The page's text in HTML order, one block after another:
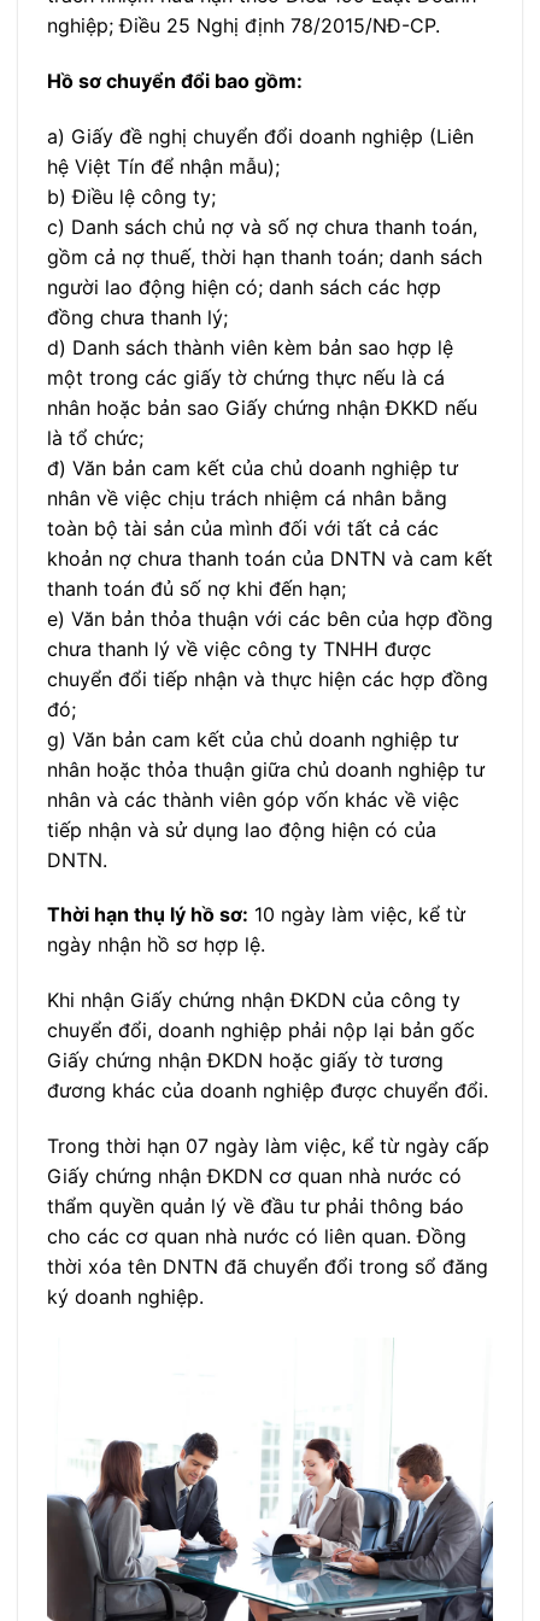
nghiệp; Điều 25 Nghị định 78/2015/NĐ-CP.
Hồ sơ chuyển đổi bao gồm:
a) Giấy đề nghị chuyển đổi doanh nghiệp (Liên
hệ Việt Tín để nhận mẫu);
b) Điều lệ công ty;
c) Danh sách chủ nợ và số nợ chưa thanh toán,
gồm cả nợ thuế, thời hạn thanh toán; danh sách
người lao động hiện có; danh sách các hợp
đồng chưa thanh lý;
d) Danh sách thành viên kèm bản sao hợp lệ
một trong các giấy tờ chứng thực nếu là cá
nhân hoặc bản sao Giấy chứng nhận ĐKKD nếu
là tổ chức;
đ) Văn bản cam kết của chủ doanh nghiệp tư
nhân về việc chịu trách nhiệm cá nhân bằng
toàn bộ tài sản của mình đối với tất cả các
khoản nợ chưa thanh toán của DNTN và cam kết
thanh toán đủ số nợ khi đến hạn;
e) Văn bản thỏa thuận với các bên của hợp đồng
chưa thanh lý về việc công ty TNHH được
chuyển đổi tiếp nhận và thực hiện các hợp đồng
đó;
g) Văn bản cam kết của chủ doanh nghiệp tư
nhân hoặc thỏa thuận giữa chủ doanh nghiệp tư
nhân và các thành viên góp vốn khác về việc
tiếp nhận và sử dụng lao động hiện có của
DNTN.
Thời hạn thụ lý hồ sơ: 10 ngày làm việc, kể từ
ngày nhận hồ sơ hợp lệ.
Khi nhận Giấy chứng nhận ĐKDN của công ty
chuyển đổi, doanh nghiệp phải nộp lại bản gốc
Giấy chứng nhận ĐKDN hoặc giấy tờ tương
đương khác của doanh nghiệp được chuyển đổi.
Trong thời hạn 07 ngày làm việc, kể từ ngày cấp
Giấy chứng nhận ĐKDN cơ quan nhà nước có
thẩm quyền quản lý về đầu tư phải thông báo
cho các cơ quan nhà nước có liên quan. Đồng
thời xóa tên DNTN đã chuyển đổi trong sổ đăng
ký doanh nghiệp.